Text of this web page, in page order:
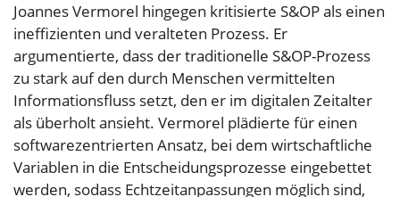
Joannes Vermorel hingegen kritisierte S&OP als einen
ineffizienten und veralteten Prozess. Er
argumentierte, dass der traditionelle S&OP-Prozess
zu stark auf den durch Menschen vermittelten
Informationsfluss setzt, den er im digitalen Zeitalter
als überholt ansieht. Vermorel plädierte für einen
softwarezentrierten Ansatz, bei dem wirtschaftliche
Variablen in die Entscheidungsprozesse eingebettet
werden, sodass Echtzeitanpassungen möglich sind,